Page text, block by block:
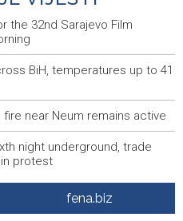
the 32nd Sarajevo Film
BiH, temperatures up to 41
near Neum remains active
night underground, trade
protest
nerealna ideja, a EU
fena.biz